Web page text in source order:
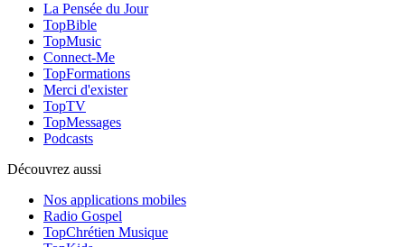
La Pensée du Jour
TopBible
TopMusic
Connect-Me
TopFormations
Merci d'exister
TopTV
TopMessages
Podcasts
Découvrez aussi
Nos applications mobiles
Radio Gospel
TopChrétien Musique